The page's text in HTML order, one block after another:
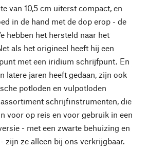
van 10,5 cm uiterst compact, en
in de hand met de dop erop - de
hebben het hersteld naar het
als het origineel heeft hij een
met een iridium schrijfpunt. En
latere jaren heeft gedaan, zijn ook
potloden en vulpotloden
schrijfinstrumenten, die
voor op reis en voor gebruik in een
- met een zwarte behuizing en
zijn ze alleen bij ons verkrijgbaar.